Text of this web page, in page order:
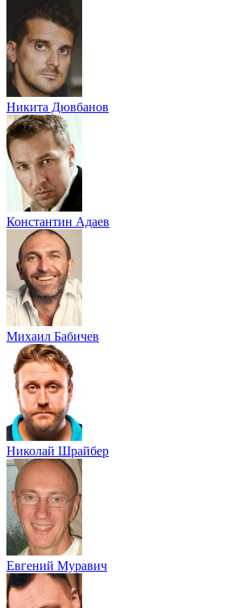
Никита Дювбанов
Константин Адаев
Михаил Бабичев
Николай Шрайбер
Евгений Муравич